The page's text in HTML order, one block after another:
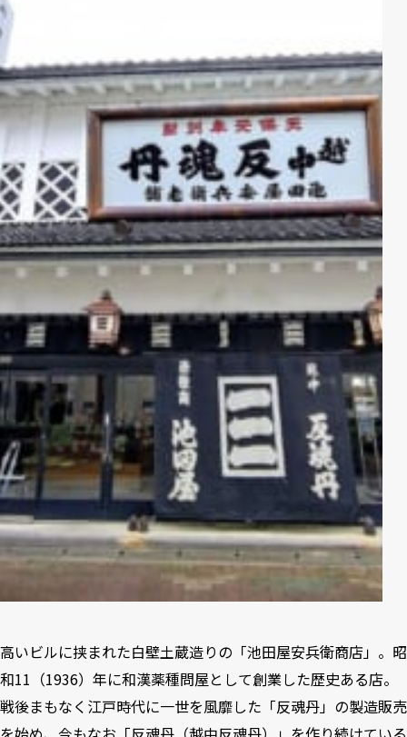
高いビルに挟まれた白壁土蔵造りの「池田屋安兵衛商店」。昭
和11（1936）年に和漢薬種問屋として創業した歴史ある店。
戦後まもなく江戸時代に一世を風靡した「反魂丹」の製造販売